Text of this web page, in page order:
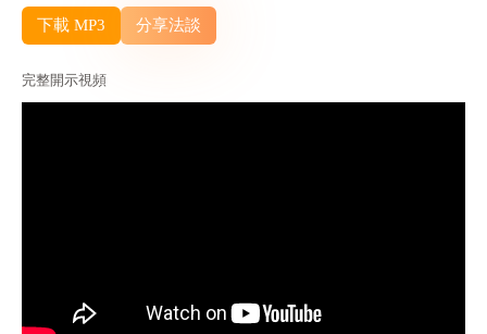
下載 MP3 分享法談
完整開示視頻